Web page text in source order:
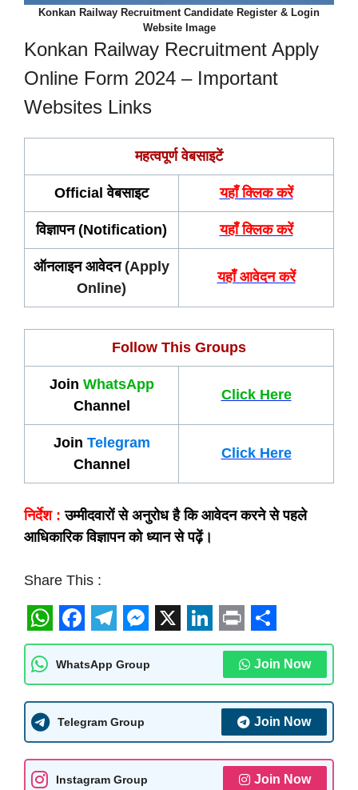
Konkan Railway Recruitment Candidate Register & Login
Website Image
Konkan Railway Recruitment Apply
Online Form 2024 – Important
Websites Links
महत्वपूर्ण वेबसाइटें
Official वेबसाइट यहाँ क्लिक करें
विज्ञापन (Notification) यहाँ क्लिक करें
ऑनलाइन आवेदन(Apply
Online)
यहाँ आवेदन करें
Follow This Groups
Join WhatsApp
Channel
Click Here
Join Telegram
Channel
Click Here
निर्देश : उम्मीदवारों से अनुरोध है कि आवेदन करने से पहले
आधिकारिक विज्ञापन को ध्यान से पढ़ें।
Share This :
W
h
a
t
s
A
F
a
c
e
b
o
T
e
l
e
g
r
M
e
s
s
e
n
X L
n
e
P
r
i
t
S
h
a
r
e
WhatsApp Group Join Now
Telegram Group Join Now
Instagram Group Join Now